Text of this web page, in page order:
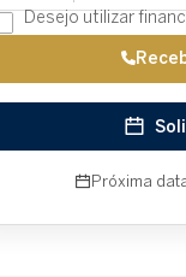
Desejo utilizar
Próxima